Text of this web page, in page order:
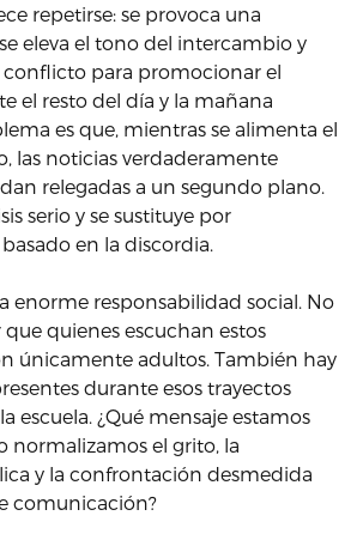
repetirse: se provoca una
eleva el tono del intercambio y
conflicto para promocionar el
el resto del día y la mañana
es que, mientras se alimenta el
las noticias verdaderamente
relegadas a un segundo plano.
serio y se sustituye por
en la discordia.
enorme responsabilidad social. No
quienes escuchan estos
únicamente adultos. También hay
durante esos trayectos
escuela. ¿Qué mensaje estamos
normalizamos el grito, la
y la confrontación desmedida
comunicación?